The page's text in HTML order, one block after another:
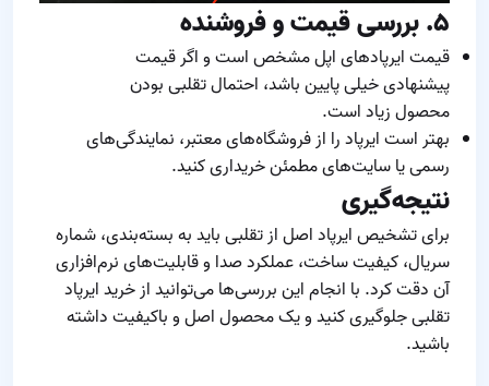
۵. بررسی قیمت و فروشنده
قیمت ایرپادهای اپل مشخص است و اگر قیمت
پیشنهادی خیلی پایین باشد، احتمال تقلبی بودن
محصول زیاد است.
بهتر است ایرپاد را از فروشگاه‌های معتبر، نمایندگی‌های
رسمی یا سایت‌های مطمئن خریداری کنید.
نتیجه‌گیری
برای تشخیص ایرپاد اصل از تقلبی باید به بسته‌بندی، شماره
سریال، کیفیت ساخت، عملکرد صدا و قابلیت‌های نرم‌افزاری
آن دقت کرد. با انجام این بررسی‌ها می‌توانید از خرید ایرپاد
تقلبی جلوگیری کنید و یک محصول اصل و باکیفیت داشته
باشید.